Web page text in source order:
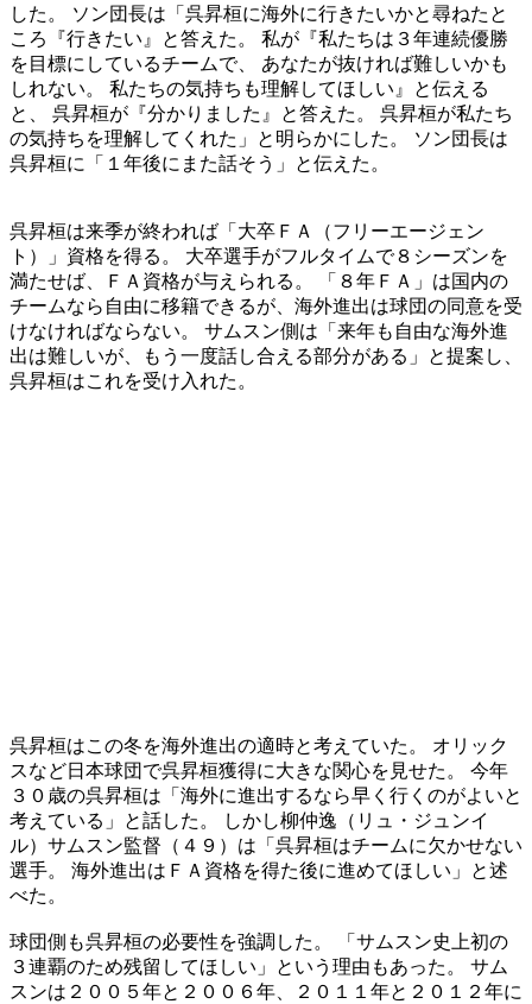
した。 ソン団長は「呉昇桓に海外に行きたいかと尋ねたと
ころ『行きたい』と答えた。 私が『私たちは３年連続優勝
を目標にしているチームで、 あなたが抜ければ難しいかも
しれない。 私たちの気持ちも理解してほしい』と伝える
と、 呉昇桓が『分かりました』と答えた。 呉昇桓が私たち
の気持ちを理解してくれた」と明らかにした。 ソン団長は
呉昇桓に「１年後にまた話そう」と伝えた。
呉昇桓は来季が終われば「大卒ＦＡ（フリーエージェン
ト）」資格を得る。 大卒選手がフルタイムで８シーズンを
満たせば、ＦＡ資格が与えられる。 「８年ＦＡ」は国内の
チームなら自由に移籍できるが、海外進出は球団の同意を受
けなければならない。 サムスン側は「来年も自由な海外進
出は難しいが、もう一度話し合える部分がある」と提案し、
呉昇桓はこれを受け入れた。
呉昇桓はこの冬を海外進出の適時と考えていた。 オリック
スなど日本球団で呉昇桓獲得に大きな関心を見せた。 今年
３０歳の呉昇桓は「海外に進出するなら早く行くのがよいと
考えている」と話した。 しかし柳仲逸（リュ・ジュンイ
ル）サムスン監督（４９）は「呉昇桓はチームに欠かせない
選手。 海外進出はＦＡ資格を得た後に進めてほしい」と述
べた。
球団側も呉昇桓の必要性を強調した。 「サムスン史上初の
３連覇のため残留してほしい」という理由もあった。 サム
スンは２００５年と２００６年、２０１１年と２０１２年に